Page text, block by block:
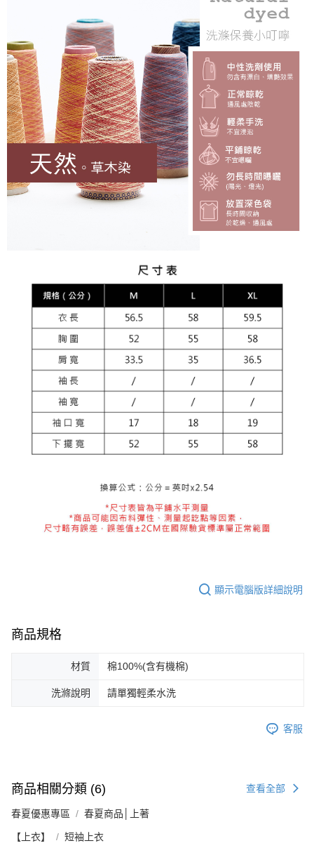
顯示電腦版詳細說明
商品規格
材質 棉100%(含有機棉)
洗滌說明 請單獨輕柔水洗
客服
商品相關分類 (6) 查看全部
春夏優惠專區 春夏商品│上著
【上衣】 短袖上衣